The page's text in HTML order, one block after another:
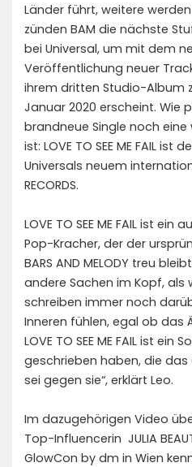
Länder führt, weitere
zünden BAM die nächste
bei Universal, um mit dem
Veröffentlichung neuer
ihrem dritten Studio-Album
Januar 2020 erscheint. Wie
brandneue Single noch
ist: LOVE TO SEE ME FAIL ist
Universals neuem
RECORDS.
LOVE TO SEE ME FAIL ist
Pop-Kracher, der der
BARS AND MELODY treu
andere Sachen im Kopf, als
schreiben immer noch
Inneren fühlen, egal ob das
LOVE TO SEE ME FAIL ist
geschrieben haben, die das
sei gegen sie“, erklärt Leo.
Im dazugehörigen Video
Top-Influencerin JULIA
GlowCon by dm in Wien